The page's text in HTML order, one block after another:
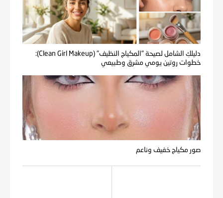
دليلكِ الشامل لصيحة "المكياج النظيف" (Clean Girl Makeup):
خطوات روتين يومي مشرق وطبيعي
صور مكياج خفيف وناعم